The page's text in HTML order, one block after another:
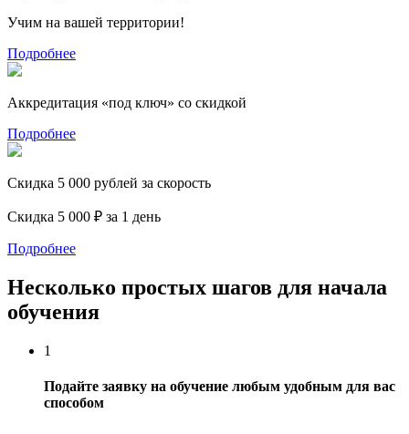
Учим на вашей территории!
Подробнее
Аккредитация «под ключ» со скидкой
Подробнее
Скидка 5 000 рублей за скорость
Скидка 5 000 ₽ за 1 день
Подробнее
Несколько простых шагов для начала
обучения
1
Подайте заявку на обучение любым удобным для вас
способом